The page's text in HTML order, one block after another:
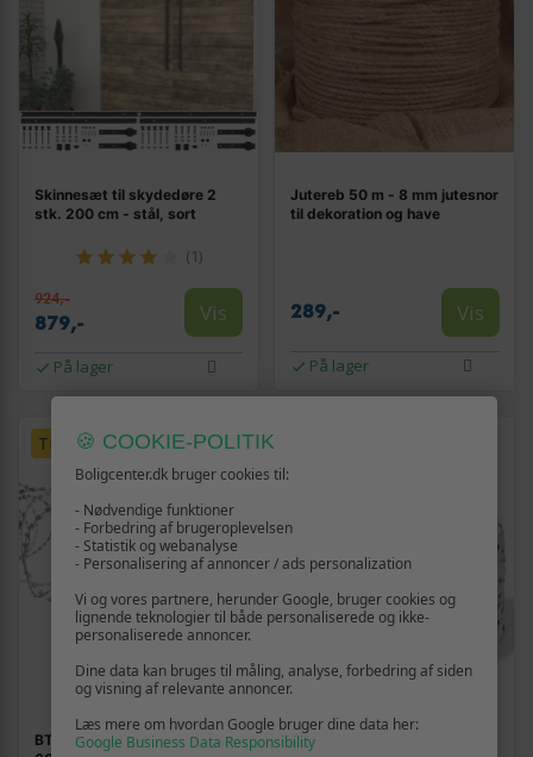
Skinnesæt til skydedøre 2
stk. 200 cm - stål, sort
(1)
924,-
879,- Vis
På lager
Jutereb 50 m - 8 mm jutesnor
til dekoration og have
289,- Vis
På lager
TILBUD
BTO-22 concertina pigtråd
Marinereb i polypropylen 14
🍪 COOKIE-POLITIK
Boligcenter.dk bruger cookies til:
- Nødvendige funktioner
- Forbedring af brugeroplevelsen
- Statistik og webanalyse
- Personalisering af annoncer / ads personalization
Vi og vores partnere, herunder Google, bruger cookies og
lignende teknologier til både personaliserede og ikke-
personaliserede annoncer.
Dine data kan bruges til måling, analyse, forbedring af siden
og visning af relevante annoncer.
Læs mere om hvordan Google bruger dine data her:
Google Business Data Responsibility